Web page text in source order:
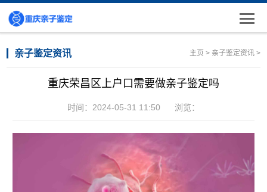
亲子鉴定资讯 主页 > 亲子鉴定资讯>
重庆荣昌区上户口需要做亲子鉴定吗
时间：2024-05-31 11:50 浏览：